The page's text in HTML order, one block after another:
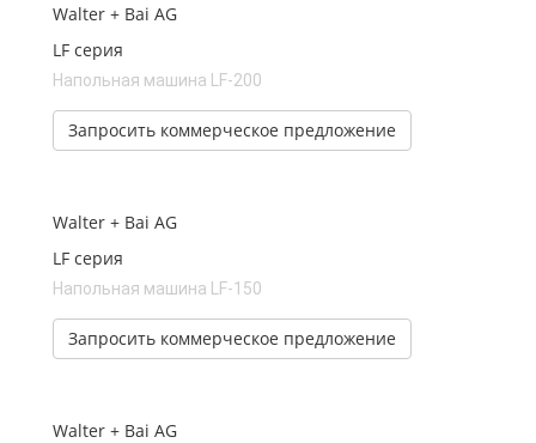
Walter + Bai AG
LF серия
Напольная машина LF-200
Запросить коммерческое предложение
Walter + Bai AG
LF серия
Напольная машина LF-150
Запросить коммерческое предложение
Walter + Bai AG